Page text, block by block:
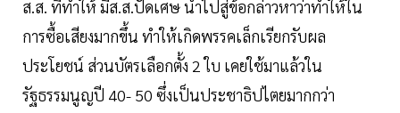
ส.ส. ที่ทำให้ มีส.ส.ปัดเศษ นำไปสู่ข้อกล่าวหาว่าทำให้ใน
การซื้อเสียงมากขึ้น ทำให้เกิดพรรคเล็กเรียกรับผล
ประโยชน์ ส่วนบัตรเลือกตั้ง 2 ใบ เคยใช้มาแล้วใน
รัฐธรรมนูญปี 40- 50 ซึ่งเป็นประชาธิปไตยมากกว่า